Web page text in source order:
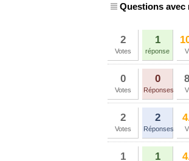
Questions avec
2
Votes
1
réponse
0
Votes
0
Réponses
2
Votes
2
Réponses
1 1